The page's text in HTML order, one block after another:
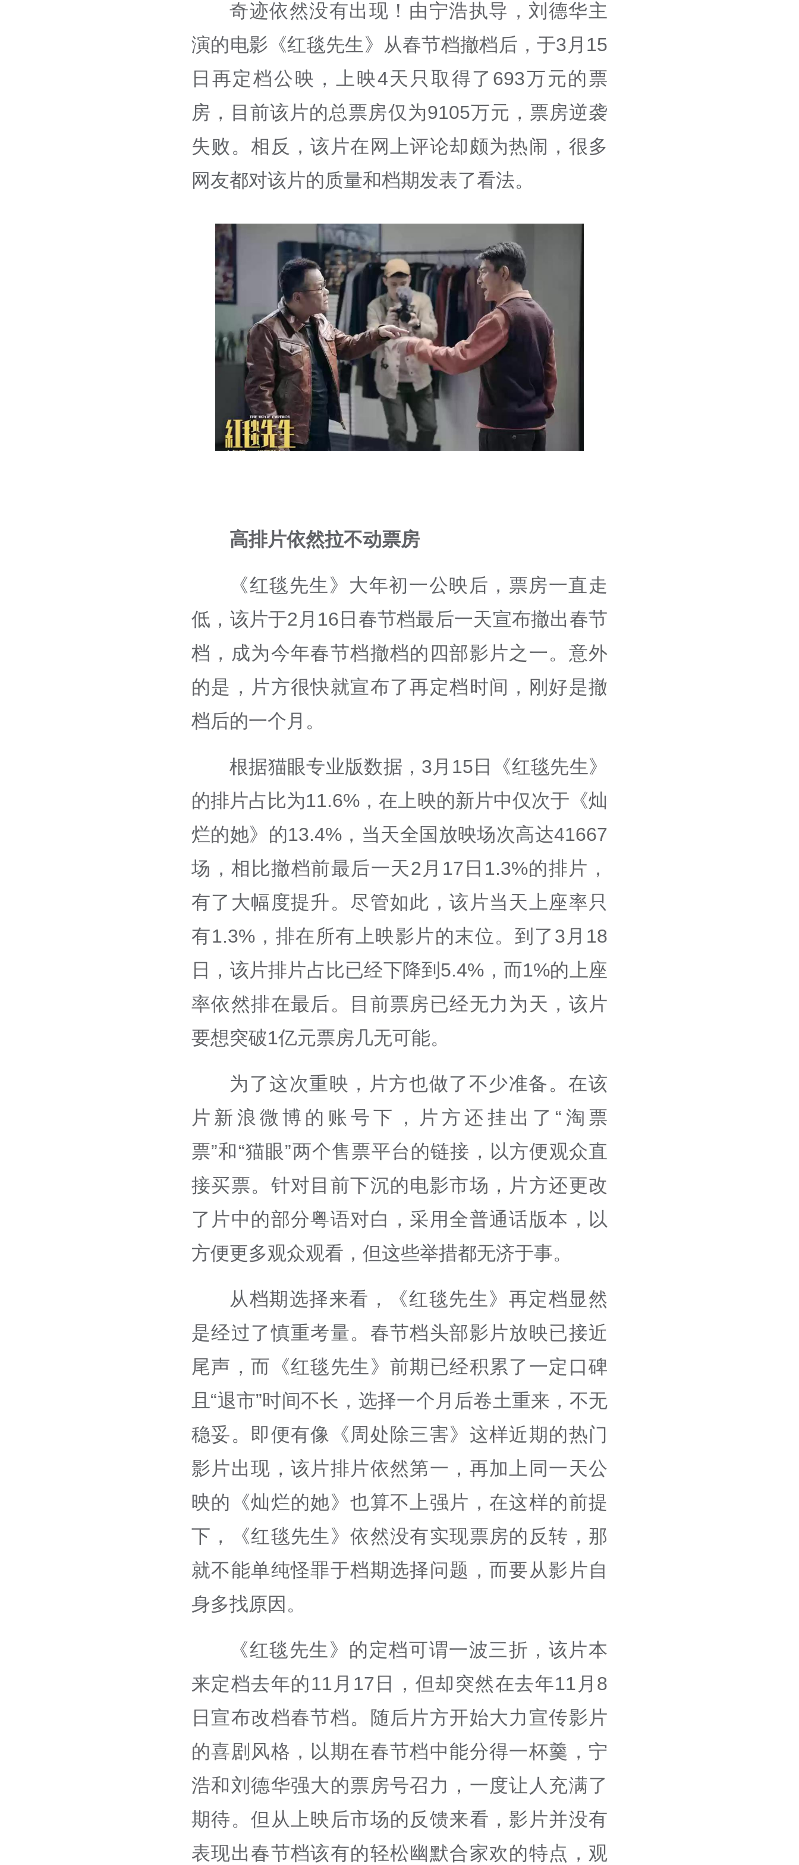
奇迹依然没有出现！由宁浩执导，刘德华主
演的电影《红毯先生》从春节档撤档后，于3月15
日再定档公映，上映4天只取得了693万元的票
房，目前该片的总票房仅为9105万元，票房逆袭
失败。相反，该片在网上评论却颇为热闹，很多
网友都对该片的质量和档期发表了看法。
高排片依然拉不动票房
《红毯先生》大年初一公映后，票房一直走
低，该片于2月16日春节档最后一天宣布撤出春节
档，成为今年春节档撤档的四部影片之一。意外
的是，片方很快就宣布了再定档时间，刚好是撤
档后的一个月。
根据猫眼专业版数据，3月15日《红毯先生》
的排片占比为11.6%，在上映的新片中仅次于《灿
烂的她》的13.4%，当天全国放映场次高达41667
场，相比撤档前最后一天2月17日1.3%的排片，
有了大幅度提升。尽管如此，该片当天上座率只
有1.3%，排在所有上映影片的末位。到了3月18
日，该片排片占比已经下降到5.4%，而1%的上座
率依然排在最后。目前票房已经无力为天，该片
要想突破1亿元票房几无可能。
为了这次重映，片方也做了不少准备。在该
片新浪微博的账号下，片方还挂出了“淘票
票”和“猫眼”两个售票平台的链接，以方便观众直
接买票。针对目前下沉的电影市场，片方还更改
了片中的部分粤语对白，采用全普通话版本，以
方便更多观众观看，但这些举措都无济于事。
从档期选择来看，《红毯先生》再定档显然
是经过了慎重考量。春节档头部影片放映已接近
尾声，而《红毯先生》前期已经积累了一定口碑
且“退市”时间不长，选择一个月后卷土重来，不无
稳妥。即便有像《周处除三害》这样近期的热门
影片出现，该片排片依然第一，再加上同一天公
映的《灿烂的她》也算不上强片，在这样的前提
下，《红毯先生》依然没有实现票房的反转，那
就不能单纯怪罪于档期选择问题，而要从影片自
身多找原因。
《红毯先生》的定档可谓一波三折，该片本
来定档去年的11月17日，但却突然在去年11月8
日宣布改档春节档。随后片方开始大力宣传影片
的喜剧风格，以期在春节档中能分得一杯羹，宁
浩和刘德华强大的票房号召力，一度让人充满了
期待。但从上映后市场的反馈来看，影片并没有
表现出春节档该有的轻松幽默合家欢的特点，观